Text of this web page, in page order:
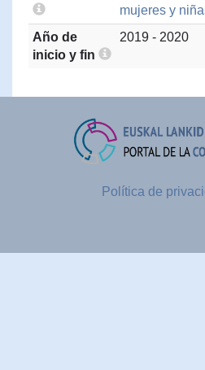
mujeres y
Año de
inicio y fin
2019 - 2020
Política de